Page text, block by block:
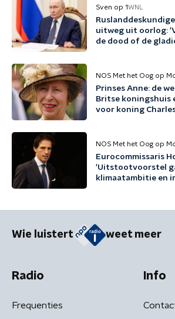
Sven op 1WNL
uitweg uit oorlog:
de dood of de
NOS Met het Oog op
Prinses Anne: de
Britse koningshuis
voor koning
NOS Met het Oog op
Eurocommissaris
'Uitstootvoorstel
klimaatambitie en
Wie luistert weet meer
Radio
Frequenties
Info